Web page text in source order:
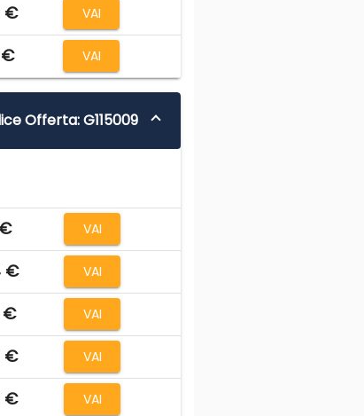
€ VAI
€ VAI
Offerta: G115009
VAI
€ VAI
€ VAI
€ VAI
€ VAI